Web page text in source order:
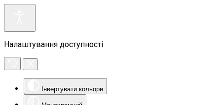
Налаштування доступності
Інвертувати кольори